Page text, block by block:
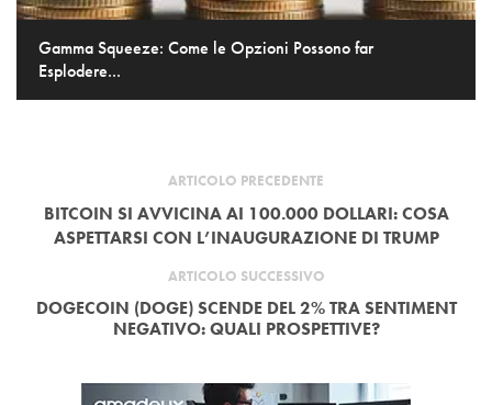
Gamma Squeeze: Come le Opzioni Possono far
Esplodere...
ARTICOLO PRECEDENTE
BITCOIN SI AVVICINA AI 100.000 DOLLARI: COSA
ASPETTARSI CON L’INAUGURAZIONE DI TRUMP
ARTICOLO SUCCESSIVO
DOGECOIN (DOGE) SCENDE DEL 2% TRA SENTIMENT
NEGATIVO: QUALI PROSPETTIVE?